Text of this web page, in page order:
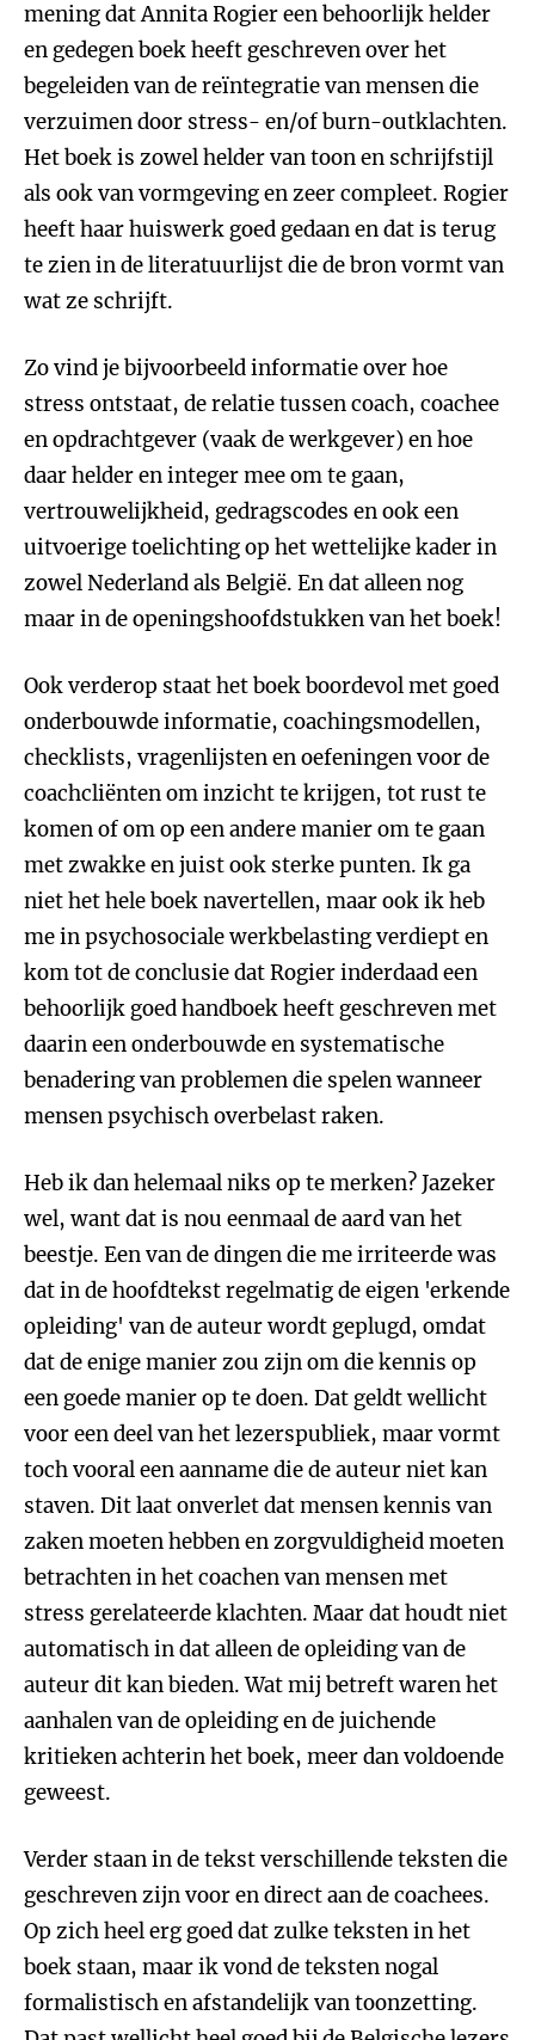
mening dat Annita Rogier een behoorlijk helder
en gedegen boek heeft geschreven over het
begeleiden van de reïntegratie van mensen die
verzuimen door stress- en/of burn-outklachten.
Het boek is zowel helder van toon en schrijfstijl
als ook van vormgeving en zeer compleet. Rogier
heeft haar huiswerk goed gedaan en dat is terug
te zien in de literatuurlijst die de bron vormt van
wat ze schrijft.
Zo vind je bijvoorbeeld informatie over hoe
stress ontstaat, de relatie tussen coach, coachee
en opdrachtgever (vaak de werkgever) en hoe
daar helder en integer mee om te gaan,
vertrouwelijkheid, gedragscodes en ook een
uitvoerige toelichting op het wettelijke kader in
zowel Nederland als België. En dat alleen nog
maar in de openingshoofdstukken van het boek!
Ook verderop staat het boek boordevol met goed
onderbouwde informatie, coachingsmodellen,
checklists, vragenlijsten en oefeningen voor de
coachcliënten om inzicht te krijgen, tot rust te
komen of om op een andere manier om te gaan
met zwakke en juist ook sterke punten. Ik ga
niet het hele boek navertellen, maar ook ik heb
me in psychosociale werkbelasting verdiept en
kom tot de conclusie dat Rogier inderdaad een
behoorlijk goed handboek heeft geschreven met
daarin een onderbouwde en systematische
benadering van problemen die spelen wanneer
mensen psychisch overbelast raken.
Heb ik dan helemaal niks op te merken? Jazeker
wel, want dat is nou eenmaal de aard van het
beestje. Een van de dingen die me irriteerde was
dat in de hoofdtekst regelmatig de eigen 'erkende
opleiding' van de auteur wordt geplugd, omdat
dat de enige manier zou zijn om die kennis op
een goede manier op te doen. Dat geldt wellicht
voor een deel van het lezerspubliek, maar vormt
toch vooral een aanname die de auteur niet kan
staven. Dit laat onverlet dat mensen kennis van
zaken moeten hebben en zorgvuldigheid moeten
betrachten in het coachen van mensen met
stress gerelateerde klachten. Maar dat houdt niet
automatisch in dat alleen de opleiding van de
auteur dit kan bieden. Wat mij betreft waren het
aanhalen van de opleiding en de juichende
kritieken achterin het boek, meer dan voldoende
geweest.
Verder staan in de tekst verschillende teksten die
geschreven zijn voor en direct aan de coachees.
Op zich heel erg goed dat zulke teksten in het
boek staan, maar ik vond de teksten nogal
formalistisch en afstandelijk van toonzetting.